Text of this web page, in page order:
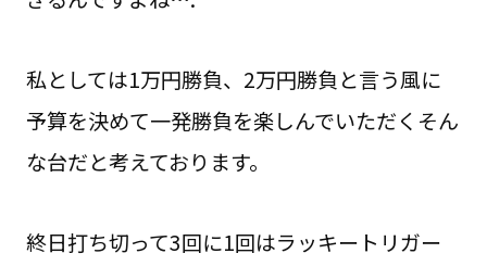
私としては1万円勝負、2万円勝負と言う風に
予算を決めて一発勝負を楽しんでいただくそん
な台だと考えております。
終日打ち切って3回に1回はラッキートリガー